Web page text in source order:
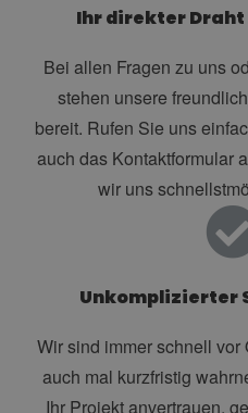
Ihr direkter Draht
Bei allen Fragen zu uns
stehen unsere
bereit. Rufen Sie uns
auch das Kontaktformular
wir uns
Unkomplizierter
Wir sind immer schnell vor
auch mal kurzfristig
Ihr Projekt anvertrauen,